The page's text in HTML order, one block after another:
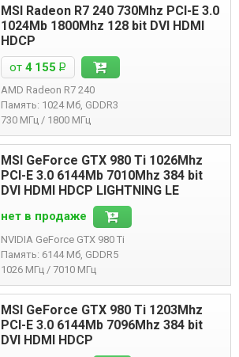
MSI Radeon R7 240 730Mhz PCI-E 3.0
1024Mb 1800Mhz 128 bit DVI HDMI
HDCP
от 4 155 Р
AMD Radeon R7 240
Память: 1024 Мб, GDDR3
730 МГц / 1800 МГц
MSI GeForce GTX 980 Ti 1026Mhz
PCI-E 3.0 6144Mb 7010Mhz 384 bit
DVI HDMI HDCP LIGHTNING LE
нет в продаже
NVIDIA GeForce GTX 980 Ti
Память: 6144 Мб, GDDR5
1026 МГц / 7010 МГц
MSI GeForce GTX 980 Ti 1203Mhz
PCI-E 3.0 6144Mb 7096Mhz 384 bit
DVI HDMI HDCP